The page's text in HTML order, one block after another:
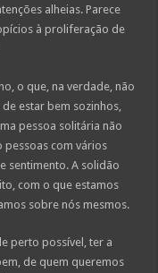
alheias. Parece
à proliferação de
o que, na verdade, não
estar bem sozinhos,
pessoa solitária não
pessoas com vários
sentimento. A solidão
com o que estamos
sobre nós mesmos.
perto possível, ter a
de quem queremos